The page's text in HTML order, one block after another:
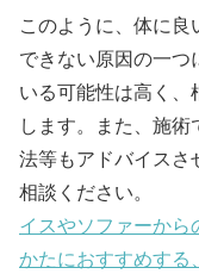
このように、体に
できない原因の一つ
いる可能性は高く、
します。また、施
法等もアドバイスさ
相談ください。
イスやソファーから
かたにおすすめする